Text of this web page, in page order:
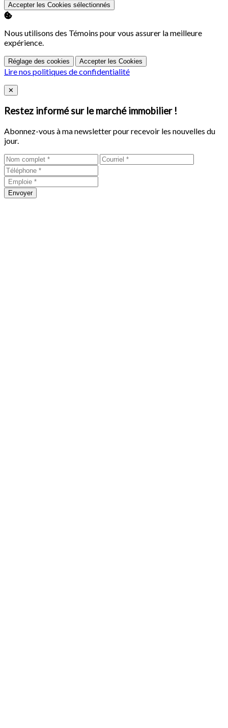
Accepter les Cookies sélectionnés
Nous utilisons des Témoins pour vous assurer la meilleure
expérience.
Réglage des cookies Accepter les Cookies
Lire nos politiques de confidentialité
Close
✕
Restez informé sur le marché immobilier !
Abonnez-vous à ma newsletter pour recevoir les nouvelles du
jour.
Envoyer